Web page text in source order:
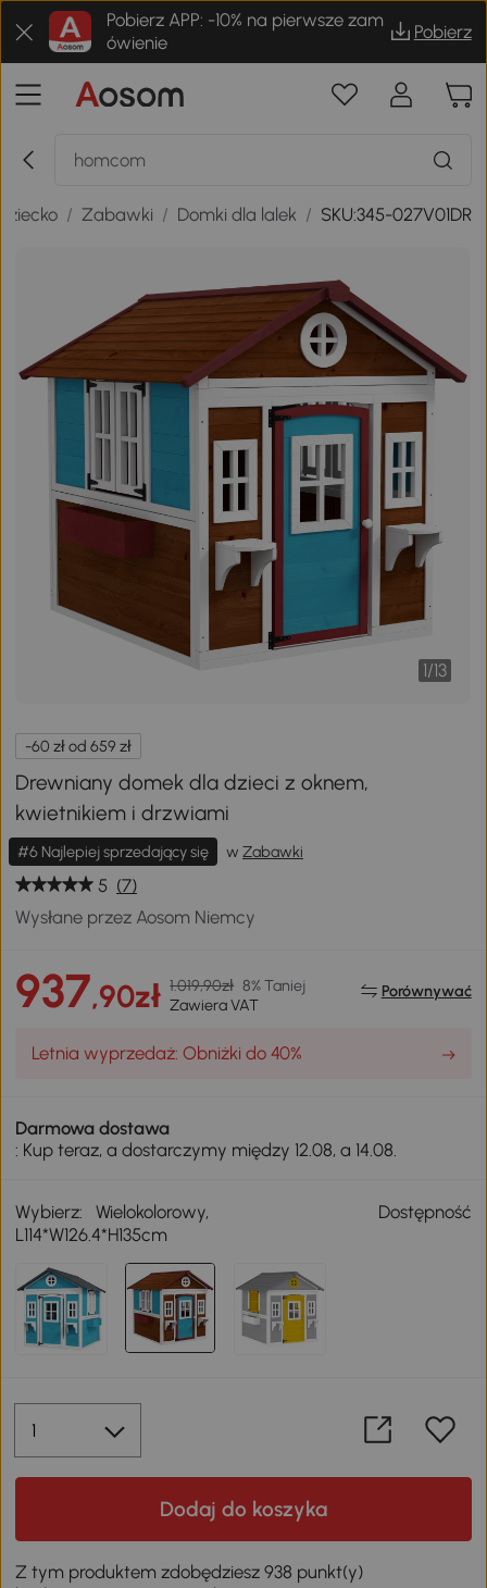
Pobierz APP: -10% na pierwsze zam
ówienie
Pobierz
/ Zabawki / Domki dla lalek / SKU:345-027V01DR
1/13
-60 zł od 659 zł
Drewniany domek dla dzieci z oknem,
kwietnikiem i drzwiami
#6 Najlepiej sprzedający się w Zabawki
5 (7)
Wysłane przez Aosom Niemcy
937,90zł 1.019,90zł 8% Taniej
Zawiera VAT
Porównywać
Letnia wyprzedaż: Obniżki do 40%
Darmowa dostawa
: Kup teraz, a dostarczymy między 12.08, a 14.08.
Wybierz:
Wielokolorowy,
L114*W126.4*H135cm
Dostępność
Dodaj do koszyka
Z tym produktem zdobędziesz 938 punkt(y)